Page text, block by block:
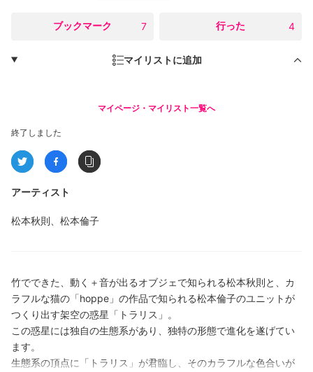
ブックマーク 7 行った 4
マイリストに追加
マイページ・マイリスト一覧へ
終了しました
アーティスト
松本秋則、松本倫子
竹でできた、動く＋音が出るオブジェで知られる松本秋則と、カ
ラフルな猫の「hoppe」の作品で知られる松本倫子のユニットが
つくり出す架空の惑星「トラリス」。
この惑星には独自の生態系があり、独特の形態で進化を遂げてい
ます。
生態系の頂点に「トラリス」が君臨し、そのカラフルな色合いが